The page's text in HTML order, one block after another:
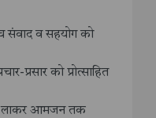
संवाद व सहयोग को
प्रसार को प्रोत्साहित
लाकर आमजन तक